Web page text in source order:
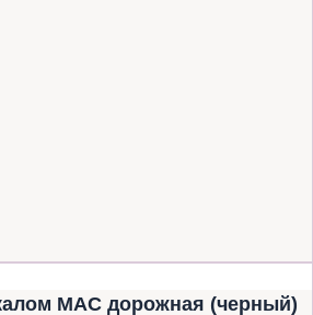
MAC дорожная (черный)